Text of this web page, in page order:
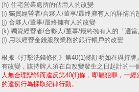
(h) 住宅營業處所的佔用人的改變
(i) 獨資經營者/合夥人/董事/最終擁有人的詳情的
(j) 合夥人/董事/最終擁有人的改變
(k) 獨資經營者/合夥人/董事/最終擁有人的「適
(l) 用以經營金錢服務業務的銀行帳戶的改變
根據《打擊洗錢條例》第40(1)條訂明如在與持
有改變，該持牌人須在自改變發生之日起計的一
人無合理辯解而違反第40(1)條，即屬犯罪，一
的違例行為採取紀律行動。